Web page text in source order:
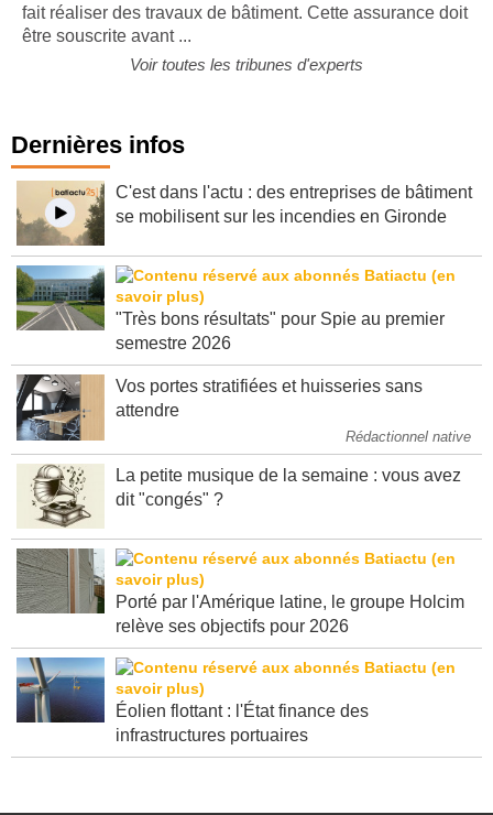
fait réaliser des travaux de bâtiment. Cette assurance doit
être souscrite avant ...
Voir toutes les tribunes d'experts
Dernières infos
C'est dans l'actu : des entreprises de bâtiment
se mobilisent sur les incendies en Gironde
"Très bons résultats" pour Spie au premier
semestre 2026
Vos portes stratifiées et huisseries sans
attendre
Rédactionnel native
La petite musique de la semaine : vous avez
dit "congés" ?
Porté par l'Amérique latine, le groupe Holcim
relève ses objectifs pour 2026
Éolien flottant : l'État finance des
infrastructures portuaires